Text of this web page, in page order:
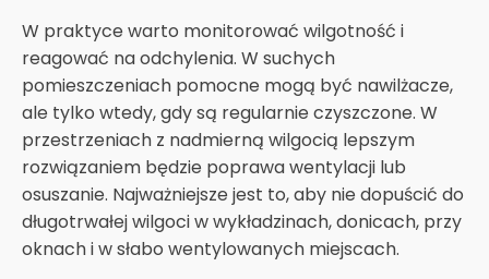
W praktyce warto monitorować wilgotność i
reagować na odchylenia. W suchych
pomieszczeniach pomocne mogą być nawilżacze,
ale tylko wtedy, gdy są regularnie czyszczone. W
przestrzeniach z nadmierną wilgocią lepszym
rozwiązaniem będzie poprawa wentylacji lub
osuszanie. Najważniejsze jest to, aby nie dopuścić do
długotrwałej wilgoci w wykładzinach, donicach, przy
oknach i w słabo wentylowanych miejscach.